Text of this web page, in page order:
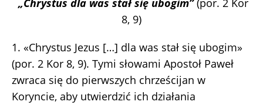
„Chrystus dla was stał się ubogim”(por. 2 Kor
8, 9)
1. «Chrystus Jezus […] dla was stał się ubogim»
(por. 2 Kor 8, 9). Tymi słowami Apostoł Paweł
zwraca się do pierwszych chrześcijan w
Koryncie, aby utwierdzić ich działania